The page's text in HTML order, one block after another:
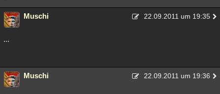
Muschi 22.09.2011 um 19:35
...
Muschi 22.09.2011 um 19:36